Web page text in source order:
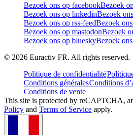
Bezoek ons op facebookBezoek
Bezoek ons op linkedinBezoek
Bezoek ons op rss-feedBezoek
Bezoek ons op mastodonBezoek
Bezoek ons op blueskyBezoek
© 2026 Euractiv FR. All rights reserved.
Politique de confidentialité
Conditions généralesConditions
Conditions de vente
This site is protected by reCAPTCHA,
Policy and Terms of Service apply.